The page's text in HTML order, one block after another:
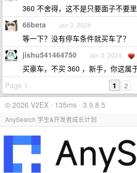
360 不舍得，这不是只要面子不要
66beta Jan 3, 2024
等一下？没有停车条件就买车了？
jishu541464750 Jan 3, 2024
买豪车，不买 360 ，新手，你这属
Page 1
1 2
© 2026 V2EX · 135ms · 3.9.8.5
AnySearch 学生&开发者成长计划